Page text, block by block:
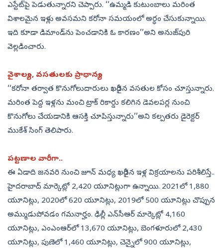
ఎస్టేట్‌పై పెడుతున్నారని చెప్పారు. ‘‘ఉమ్మడి కుటుంబాలు మరింత
విశాలమైన ఇళ్లు అవసమని కరోనా సమయంలో అర్థం చేసుకున్నాయి.
ఇది కూడా డిమాండ్‌ను పెంచడానికి ఓ కారణం’’అని అనుజ్‌పురి
వెల్లడించారు.
వైశాల్యం, వసతులకు ప్రాధాన్యం
‘‘కరోనా తర్వాత కొనుగోలుదారులు ఖరీదైన వసతుల కోసం చూస్తున్నారు.
మరింత పెద్ద ఇళ్లను మంచి ట్రాక్‌ రికార్డు కలిగిన డెవలపర్ల నుంచి
కొనుగోలు చేయడానికి ఆసక్తి చూపిస్తున్నారు’’అని కల్పతరు డైరెక్టర్‌
ముకేశ్‌ సింగ్‌ తెలిపారు.
పట్టణాల వారీగా..
ఈ ఏడాది జనవరి నుంచి జూన్‌ మధ్య ఖరీదైన ఇళ్ల విక్రయాలను పరిశీలిస్తే..
హైదరాబాద్‌ మార్కెట్లో 2,420 యూనిట్లుగా ఉన్నాయి. 2021లో 1,880
యూనిట్లు, 2020లో 620 యూనిట్లు, 2019లో 500 యూనిట్లు చొప్పున
అమ్ముడుపోవడం గమనార్హం. ఢిల్లీ ఎన్‌సీఆర్‌ మార్కెట్లో 4,160
యూనిట్లు, ఎంఎంఆర్‌లో 13,670 యూనిట్లు, బెంగళూరులో 2,430
యూనిట్లు, పుణెలో 1,460 యూనిట్లు, చెన్నైలో 900 యూనిట్లు,